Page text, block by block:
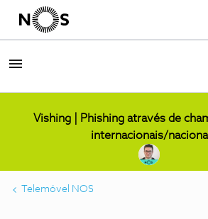
Vishing | Phishing através de
internacionais/
Telemóvel NOS